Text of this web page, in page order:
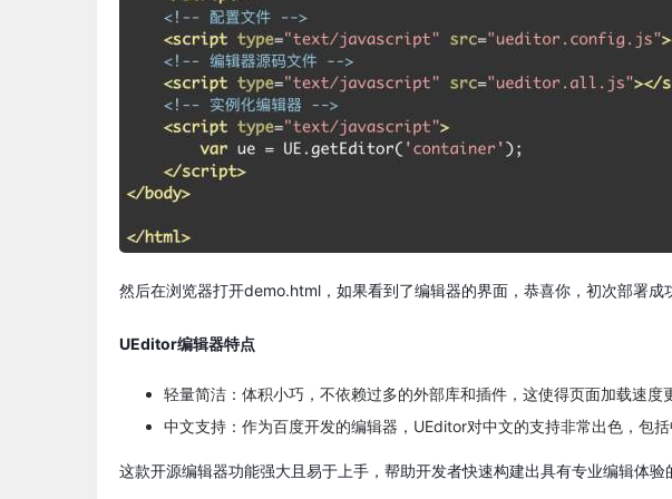
然后在浏览器打开demo.html，如果看到了编辑器的界面，恭喜你，初次部署成
UEditor编辑器特点
轻量简洁：体积小巧，不依赖过多的外部库和插件，这使得页面加载速度
中文支持：作为百度开发的编辑器，UEditor对中文的支持非常出色，包括
这款开源编辑器功能强大且易于上手，帮助开发者快速构建出具有专业编辑体